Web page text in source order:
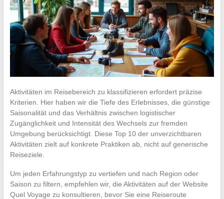
Aktivitäten im Reisebereich zu klassifizieren erfordert präzise
Kriterien. Hier haben wir die Tiefe des Erlebnisses, die günstige
Saisonalität und das Verhältnis zwischen logistischer
Zugänglichkeit und Intensität des Wechsels zur fremden
Umgebung berücksichtigt. Diese Top 10 der unverzichtbaren
Aktivitäten zielt auf konkrete Praktiken ab, nicht auf generische
Reiseziele.
Um jeden Erfahrungstyp zu vertiefen und nach Region oder
Saison zu filtern, empfehlen wir, die Aktivitäten auf der Website
Quel Voyage zu konsultieren, bevor Sie eine Reiseroute